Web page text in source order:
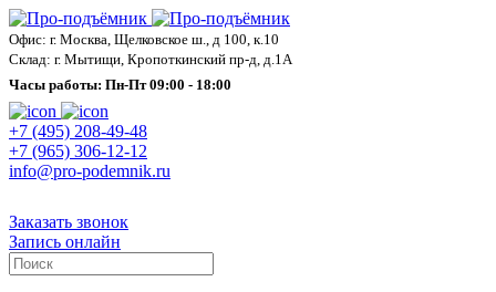
Офис: г. Москва, Щелковское ш., д 100, к.10
Склад: г. Мытищи, Кропоткинский пр-д, д.1А
Часы работы: Пн-Пт 09:00 - 18:00
+7 (495) 208-49-48
+7 (965) 306-12-12
info@pro-podemnik.ru
Заказать звонок
Запись онлайн